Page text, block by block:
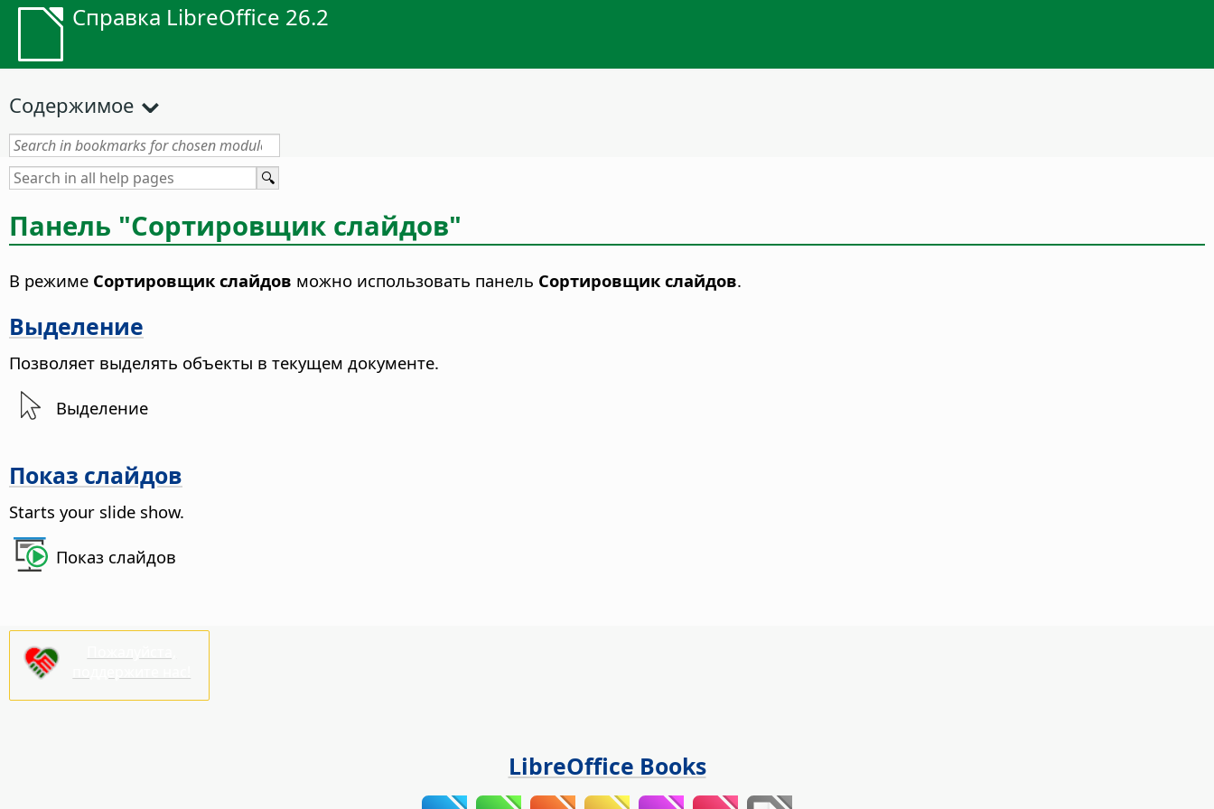
Справка LibreOffice 26.2
Содержимое
Панель "Сортировщик слайдов"
В режиме Сортировщик слайдов можно использовать панель Сортировщик слайдов.
Выделение
Позволяет выделять объекты в текущем документе.
Выделение
Показ слайдов
Starts your slide show.
Показ слайдов
LibreOffice Books